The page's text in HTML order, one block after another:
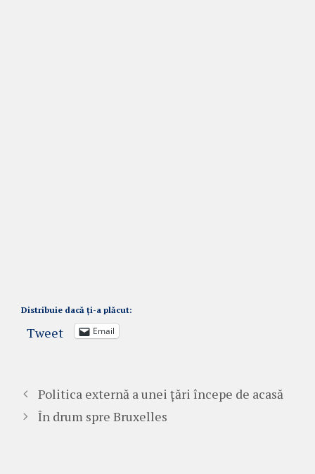
Distribuie dacă ți-a plăcut:
Tweet Email
Politica externă a unei țări începe de acasă
În drum spre Bruxelles